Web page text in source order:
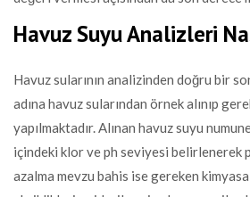
Havuz Suyu Analizleri
Havuz sularının analizinden doğru bir
adına havuz sularından örnek alınıp
yapılmaktadır. Alınan havuz suyu
içindeki klor ve ph seviyesi belirlenerek
azalma mevzu bahis ise gereken